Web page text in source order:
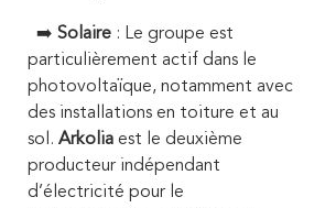
➡️ Solaire : Le groupe est
particulièrement actif dans le
photovoltaïque, notamment avec
des installations en toiture et au
sol. Arkolia est le deuxième
producteur indépendant
d’électricité pour le